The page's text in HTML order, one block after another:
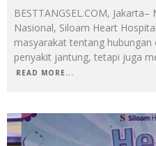
BESTTANGSEL.COM,
Nasional, Siloam Heart
masyarakat tentang
penyakit jantung, tetapi juga
READ MORE...